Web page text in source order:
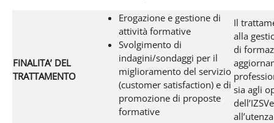
FINALITA’ DEL
TRATTAMENTO
Erogazione e gestione di
attività formative
Svolgimento di
indagini/sondaggi per il
miglioramento del servizio
(customer satisfaction) e di
promozione di proposte
formative
Il
alla
di
sia agli